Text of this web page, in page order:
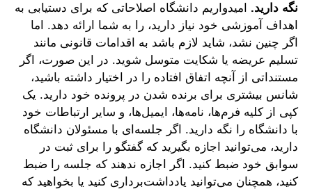
نگه دارید. امیدواریم دانشگاه اصلاحاتی که برای دستیابی به
اهداف آموزشی خود نیاز دارید، را به شما ارائه دهد. اما
اگر چنین نشد، شاید لازم باشد به اقدامات قانونی مانند
تسلیم عریضه یا شکایت متوسل شوید. در این صورت، اگر
مستنداتی از آنچه اتفاق افتاده را در اختیار داشته باشید،
شانس بیشتری برای برنده شدن در پرونده خود دارید. یک
کپی از کلیه فرم‌ها، نامه‌ها، ایمیل‌ها، و سایر ارتباطات خود
با دانشگاه را نگه دارید. اگر جلسه‌ای با مسئولان دانشگاه
دارید، می‌توانید اجازه بگیرید که گفتگو را برای ثبت در
سوابق خود ضبط کنید. اگر اجازه ندهند که جلسه را ضبط
کنید، همچنان می‌توانید یادداشت‌برداری کنید یا بخواهید که